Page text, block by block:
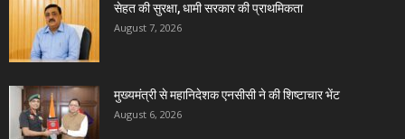
सेहत की सुरक्षा, धामी सरकार की प्राथमिकता
August 7, 2026
मुख्यमंत्री से महानिदेशक एनसीसी ने की शिष्टाचार भेंट
August 6, 2026